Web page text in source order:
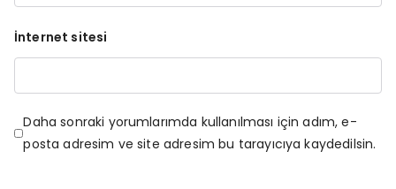
İnternet sitesi
Daha sonraki yorumlarımda kullanılması için adım, e-
posta adresim ve site adresim bu tarayıcıya kaydedilsin.